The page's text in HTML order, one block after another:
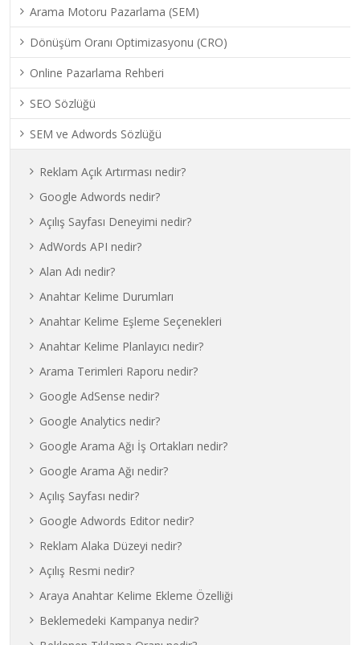
Arama Motoru Pazarlama (SEM)
Dönüşüm Oranı Optimizasyonu (CRO)
Online Pazarlama Rehberi
SEO Sözlüğü
SEM ve Adwords Sözlüğü
Reklam Açık Artırması nedir?
Google Adwords nedir?
Açılış Sayfası Deneyimi nedir?
AdWords API nedir?
Alan Adı nedir?
Anahtar Kelime Durumları
Anahtar Kelime Eşleme Seçenekleri
Anahtar Kelime Planlayıcı nedir?
Arama Terimleri Raporu nedir?
Google AdSense nedir?
Google Analytics nedir?
Google Arama Ağı İş Ortakları nedir?
Google Arama Ağı nedir?
Açılış Sayfası nedir?
Google Adwords Editor nedir?
Reklam Alaka Düzeyi nedir?
Açılış Resmi nedir?
Araya Anahtar Kelime Ekleme Özelliği
Beklemedeki Kampanya nedir?